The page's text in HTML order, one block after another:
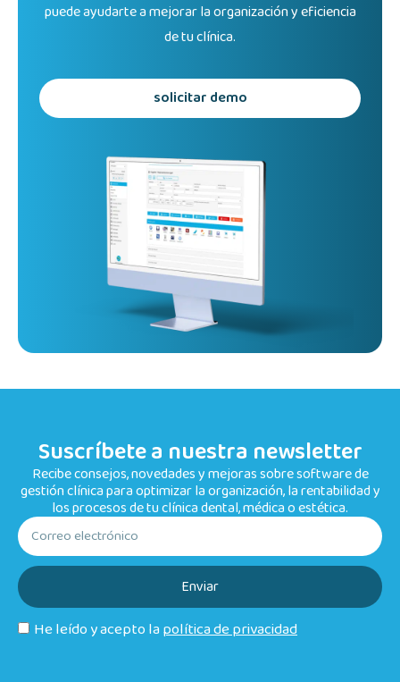
puede ayudarte a mejorar la organización y eficiencia
de tu clínica.
solicitar demo
Suscríbete a nuestra newsletter
Recibe consejos, novedades y mejoras sobre software de
gestión clínica para optimizar la organización, la rentabilidad y
los procesos de tu clínica dental, médica o estética.
He leído y acepto lapolítica de privacidad
Enviar